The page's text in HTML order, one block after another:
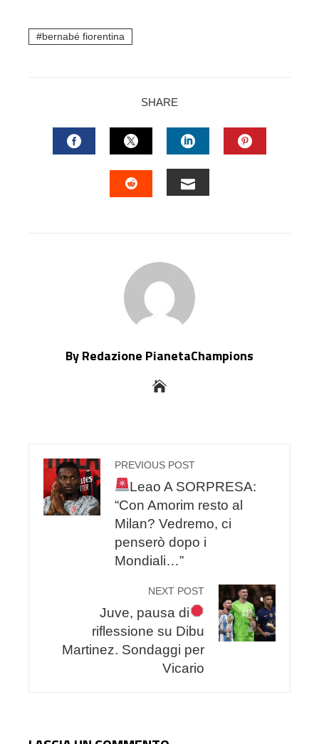
bernabé fiorentina
SHARE
FACEBOOKTWITTERLINKEDIN
By Redazione PianetaChampions
PREVIOUS POST
Leao A SORPRESA:
“Con Amorim resto al
Milan? Vedremo, ci
penserò dopo i
Mondiali…”
NEXT POST
Juve, pausa di
riflessione su Dibu
Martinez. Sondaggi per
Vicario